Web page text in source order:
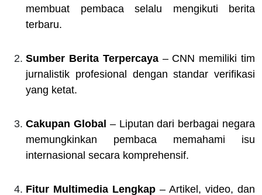
membuat pembaca selalu mengikuti berita
terbaru.
Sumber Berita Terpercaya– CNN memiliki tim
jurnalistik profesional dengan standar verifikasi
yang ketat.
Cakupan Global – Liputan dari berbagai negara
memungkinkan pembaca memahami isu
internasional secara komprehensif.
Fitur Multimedia Lengkap – Artikel, video, dan